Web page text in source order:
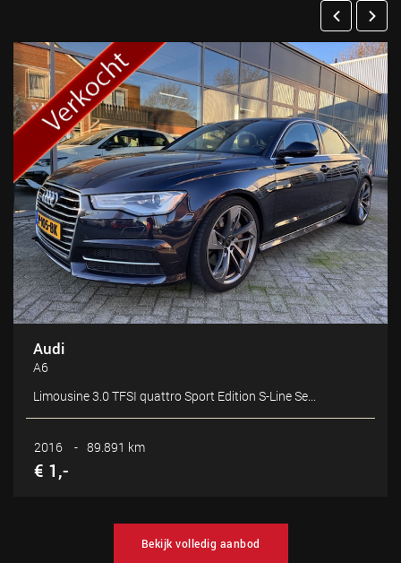
Audi
A6
Limousine 3.0 TFSI quattro Sport Edition S-Line Se...
2016 - 89.891 km
€ 1,-
Bekijk volledig aanbod